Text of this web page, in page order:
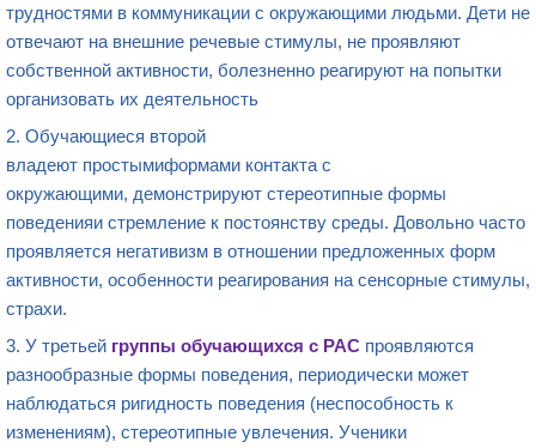
трудностями в коммуникации с окружающими людьми. Дети не
отвечают на внешние речевые стимулы, не проявляют
собственной активности, болезненно реагируют на попытки
организовать их деятельность
2. Обучающиеся второй
владеют простымиформами контакта с
окружающими, демонстрируют стереотипные формы
поведенияи стремление к постоянству среды. Довольно часто
проявляется негативизм в отношении предложенных форм
активности, особенности реагирования на сенсорные стимулы,
страхи.
3. У третьей группы обучающихся с РАС проявляются
разнообразные формы поведения, периодически может
наблюдаться ригидность поведения (неспособность к
изменениям), стереотипные увлечения. Ученики